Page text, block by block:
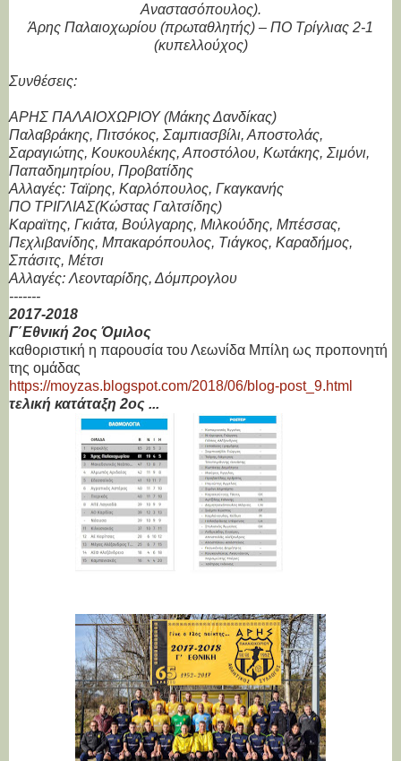
Αναστασόπουλος).
Άρης Παλαιοχωρίου (πρωταθλητής) – ΠΟ Τρίγλιας 2-1
(κυπελλούχος)
Συνθέσεις:
ΑΡΗΣ ΠΑΛΑΙΟΧΩΡΙΟΥ (Μάκης Δανδίκας)
Παλαβράκης, Πιτσόκος, Σαμπιασβίλι, Αποστολάς,
Σαραγιώτης, Κουκουλέκης, Αποστόλου, Κωτάκης, Σιμόνι,
Παπαδημητρίου, Προβατίδης
Αλλαγές: Ταϊρης, Καρλόπουλος, Γκαγκανής
ΠΟ ΤΡΙΓΛΙΑΣ(Κώστας Γαλτσίδης)
Καραϊτης, Γκιάτα, Βούλγαρης, Μιλκούδης, Μπέσσας,
Πεχλιβανίδης, Μπακαρόπουλος, Τιάγκος, Καραδήμος,
Σπάσιτς, Μέτσι
Αλλαγές: Λεονταρίδης, Δόμπρογλου
-------
2017-2018
Γ΄Εθνική 2ος Όμιλος
καθοριστική η παρουσία του Λεωνίδα Μπίλη ως προπονητή
της ομάδας
https://moyzas.blogspot.com/2018/06/blog-post_9.html
τελική κατάταξη 2ος ...